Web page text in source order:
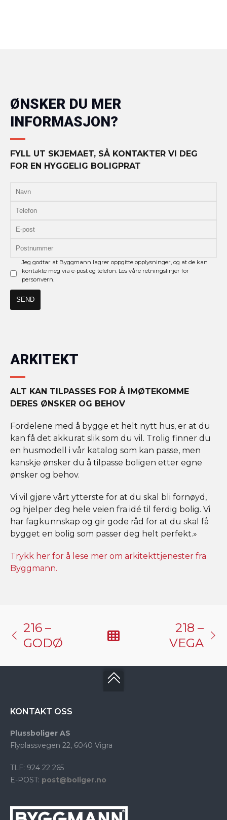
ØNSKER DU MER
INFORMASJON?
FYLL UT SKJEMAET, SÅ KONTAKTER VI DEG
FOR EN HYGGELIG BOLIGPRAT
Jeg godtar at Byggmann lagrer oppgitte opplysninger, og at de kan
kontakte meg via e-post og telefon. Les våre retningslinjer for
personvern.
ARKITEKT
ALT KAN TILPASSES FOR Å IMØTEKOMME
DERES ØNSKER OG BEHOV
Fordelene med å bygge et helt nytt hus, er at du
kan få det akkurat slik som du vil. Trolig finner du
en husmodell i vår katalog som kan passe, men
kanskje ønsker du å tilpasse boligen etter egne
ønsker og behov.
Vi vil gjøre vårt ytterste for at du skal bli fornøyd,
og hjelper deg hele veien fra idé til ferdig bolig. Vi
har fagkunnskap og gir gode råd for at du skal få
bygget en bolig som passer deg helt perfekt.»
Trykk her for å lese mer om arkitekttjenester fra
Byggmann.
216 –
GODØ
218 –
VEGA
KONTAKT OSS
Plussboliger AS
Flyplassvegen 22, 6040 Vigra
TLF: 924 22 265
E-POST: post@boliger.no